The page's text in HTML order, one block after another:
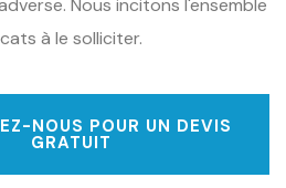
à le solliciter.
NOUS POUR UN DEVIS
GRATUIT